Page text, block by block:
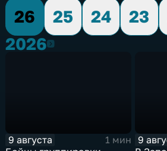
26
25 24 23
20262026
9 августа
1 мин
9